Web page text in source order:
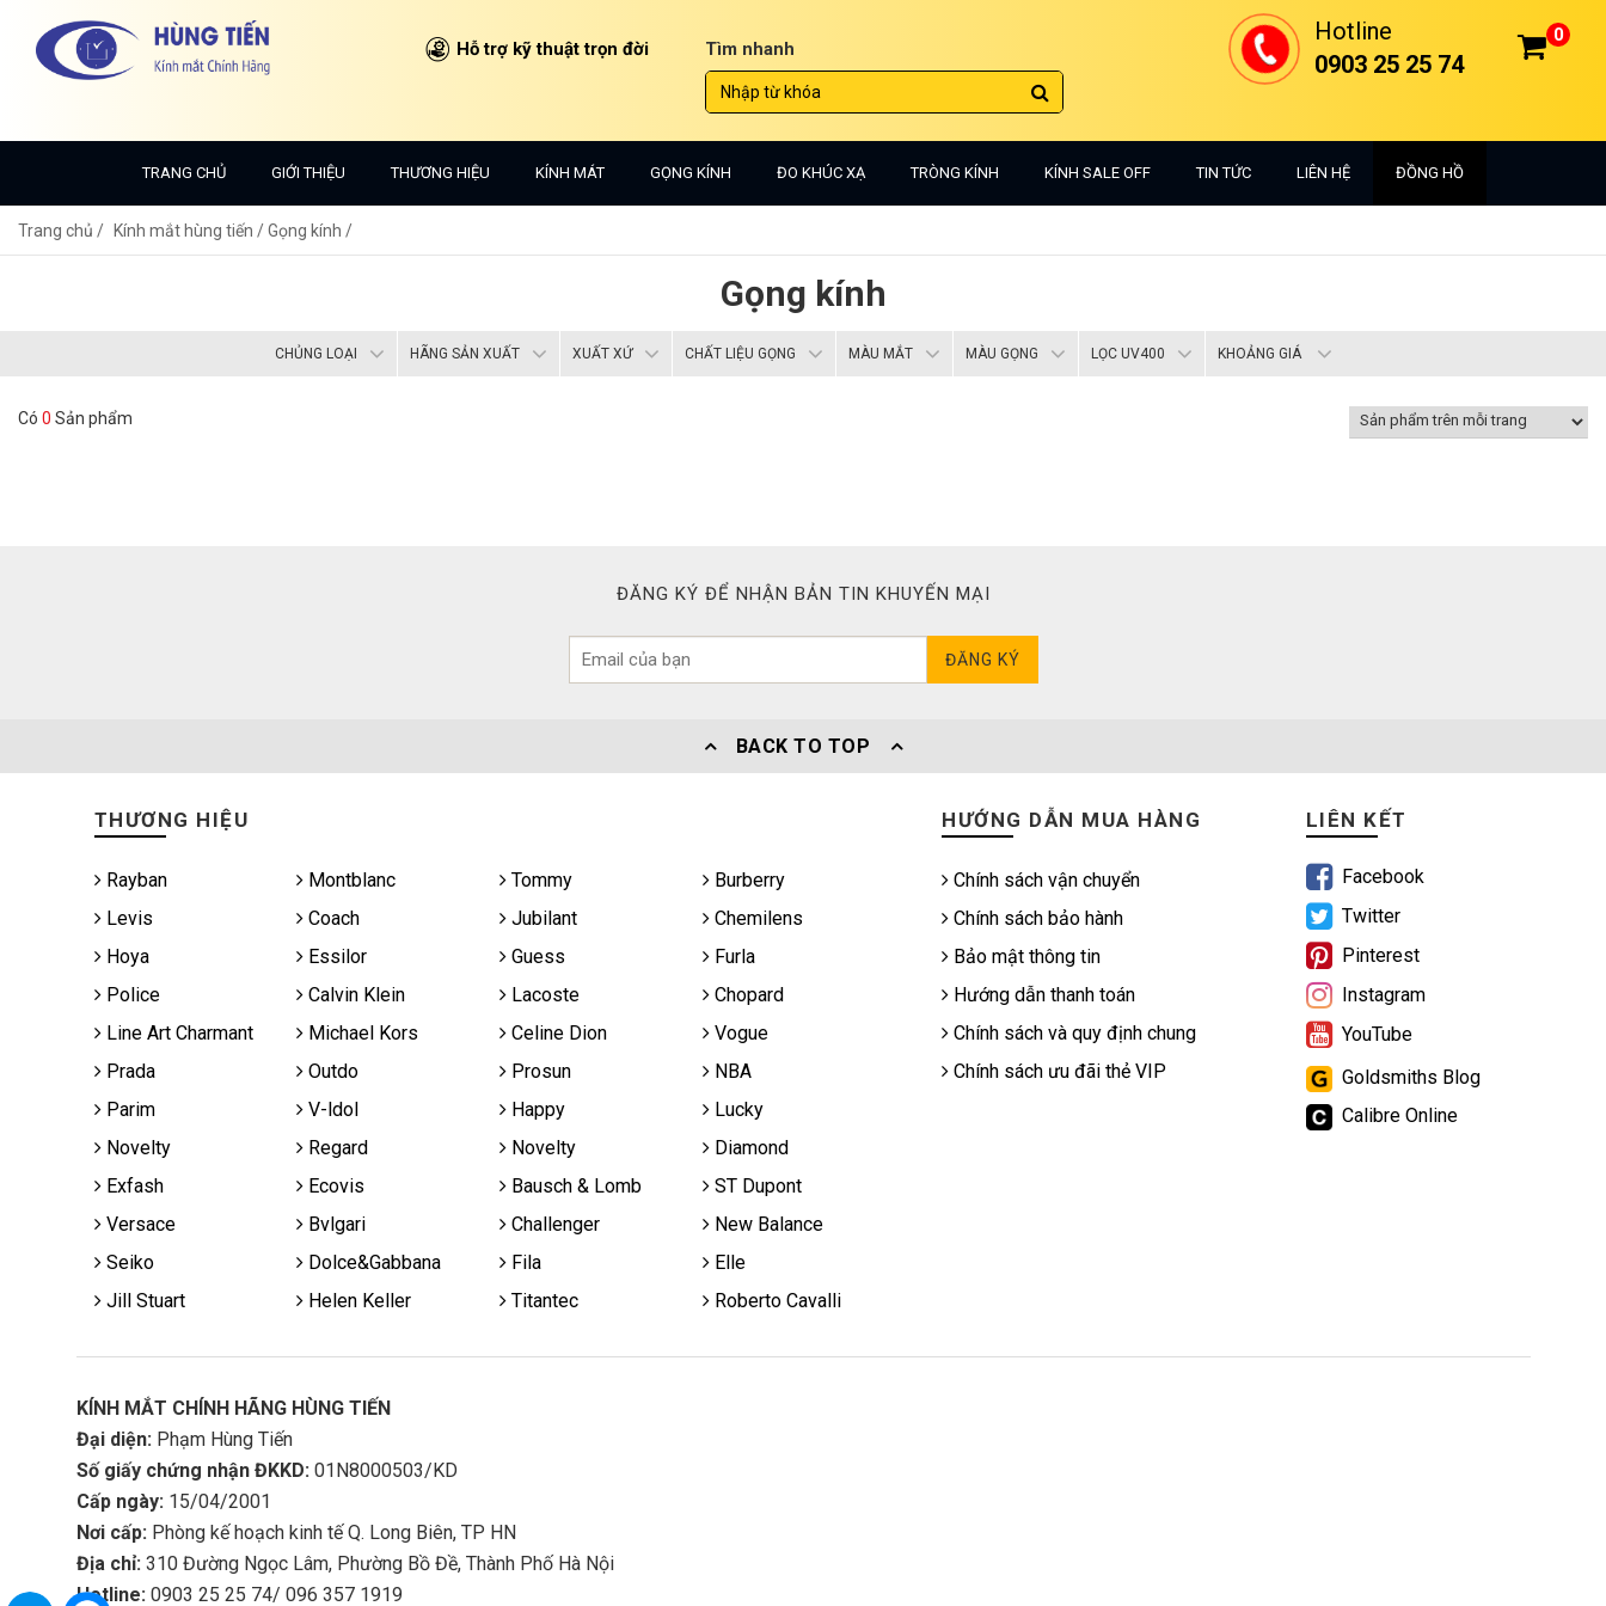
Hỗ trợ kỹ thuật trọn đời Tìm nhanh
0
Hotline
0903 25 25 74
TRANG CHỦ GIỚI THIỆU THƯƠNG HIỆU KÍNH MÁT GỌNG KÍNH ĐO KHÚC XẠ TRÒNG KÍNH KÍNH SALE OFF TIN TỨC LIÊN HỆ ĐỒNG HỒ
Trang chủ Kính mắt hùng tiến /Gọng kính /
Gọng kính
CHỦNG LOẠI HÃNG SẢN XUẤT XUẤT XỨ CHẤT LIỆU GỌNG MÀU MẮT MÀU GỌNG LỌC UV400 KHOẢNG GIÁ
Có 0 Sản phẩm
ĐĂNG KÝ ĐỂ NHẬN BẢN TIN KHUYẾN MẠI
ĐĂNG KÝ
BACK TO TOP
THƯƠNG HIỆU
Rayban Montblanc Tommy
Burberry
Levis
Coach Jubilant
Chemilens
Hoya
Essilor Guess
Furla
Police
Calvin Klein Lacoste
Chopard
Line Art Charmant
Michael Kors Celine Dion
Vogue
Prada
Outdo Prosun
NBA
Parim
V-ldol Happy
Lucky
Novelty
Regard Novelty
Diamond
Exfash
Ecovis Bausch & Lomb
ST Dupont
Versace
Bvlgari Challenger
New Balance
Seiko
Dolce&Gabbana Fila
Elle
Jill Stuart
Helen Keller Titantec Roberto Cavalli
HƯỚNG DẪN MUA HÀNG
Chính sách vận chuyển
Chính sách bảo hành
Bảo mật thông tin
Hướng dẫn thanh toán
Chính sách và quy định chung
Chính sách ưu đãi thẻ VIP
LIÊN KẾT
Facebook
Twitter
Pinterest
Instagram
YouTube
Goldsmiths Blog
Calibre Online
KÍNH MẮT CHÍNH HÃNG HÙNG TIẾN
Đại diện:Phạm Hùng Tiến
Số giấy chứng nhận ĐKKD: 01N8000503/KD
Cấp ngày:15/04/2001
Nơi cấp: Phòng kế hoạch kinh tế Q. Long Biên, TP HN
Địa chỉ:310 Đường Ngọc Lâm, Phường Bồ Đề, Thành Phố Hà Nội
Hotline:0903 25 25 74/ 096 357 1919